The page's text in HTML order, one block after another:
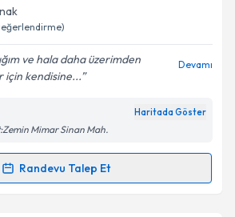
işlenmesine ilişkin
işlenmesini kabul ediyorum.
Takvim Talebini Gönder
ve hala daha üzerimden
için kendisine...
Devamı
Haritada Göster
Mimar Sinan Mah.
Randevu Talep Et
Talebi